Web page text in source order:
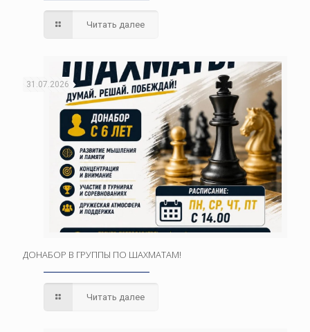
Читать далее
31.07.2026
ДОНАБОР В ГРУППЫ ПО ШАХМАТАМ!
Читать далее